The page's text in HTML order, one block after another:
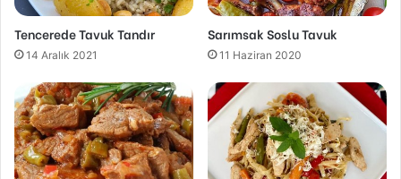
Tencerede Tavuk Tandır
14 Aralık 2021
Sarımsak Soslu Tavuk
11 Haziran 2020